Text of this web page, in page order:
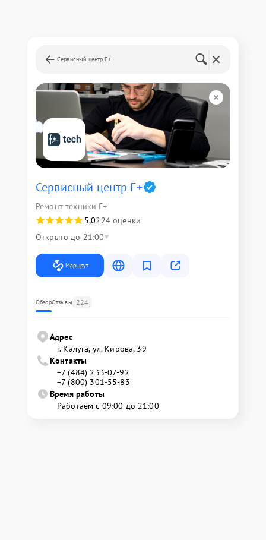
Сервисный центр F+
Сервисный центр F+
Ремонт техники F+
5,0224 оценки
Открыто до 21:00
Маршрут
ОбзорОтзывы 224
Адрес
г. Калуга, ул. Кирова, 39
Контакты
+7 (484) 233-07-92
+7 (800) 301-55-83
Время работы
Работаем с 09:00 до 21:00